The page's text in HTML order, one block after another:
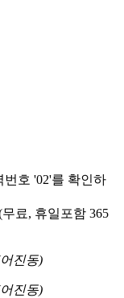
번호 '02'를 확인하
무료, 휴일포함 365
진동)
진동)